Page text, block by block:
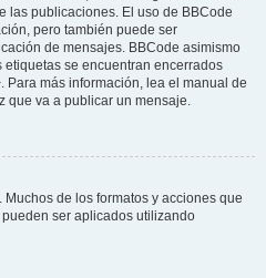
las publicaciones. El uso de BBCode
pero también puede ser
de mensajes. BBCode asimismo
se encuentran encerrados
Para más información, lea el manual de
que va a publicar un mensaje.
de los formatos y acciones que
ser aplicados utilizando